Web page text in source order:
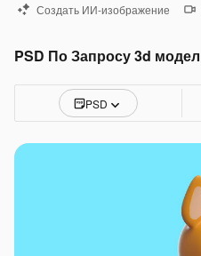
Создать ИИ-изображение
PSD